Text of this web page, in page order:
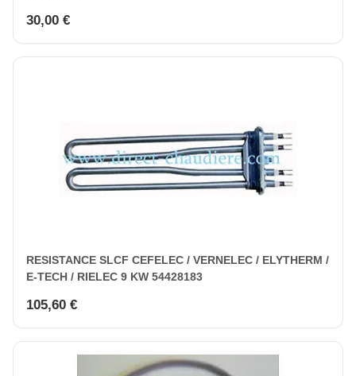
30,00 €
RESISTANCE SLCF CEFELEC / VERNELEC / ELYTHERM /
E-TECH / RIELEC 9 KW 54428183
105,60 €